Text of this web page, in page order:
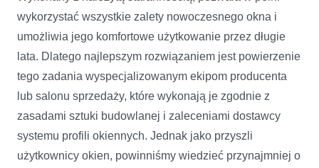
wykorzystać wszystkie zalety nowoczesnego okna i
umożliwia jego komfortowe użytkowanie przez długie
lata. Dlatego najlepszym rozwiązaniem jest powierzenie
tego zadania wyspecjalizowanym ekipom producenta
lub salonu sprzedaży, które wykonają je zgodnie z
zasadami sztuki budowlanej i zaleceniami dostawcy
systemu profili okiennych. Jednak jako przyszli
użytkownicy okien, powinniśmy wiedzieć przynajmniej o